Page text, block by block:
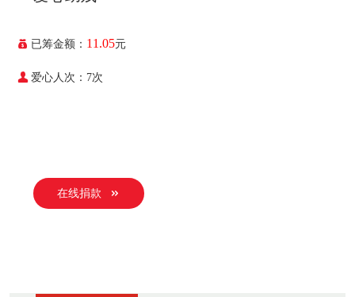
已筹金额： 11.05元
爱心人次：7次
在线捐款